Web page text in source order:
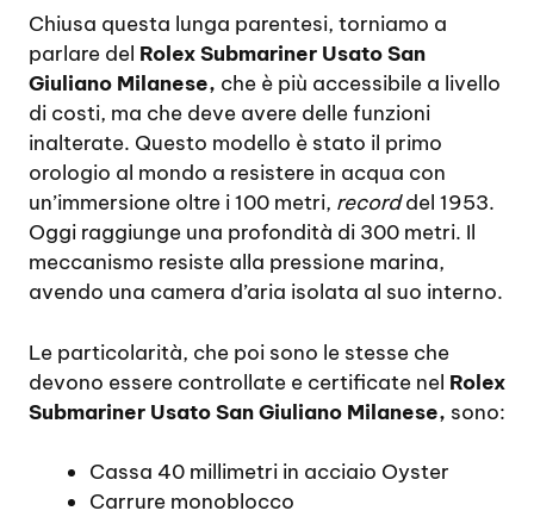
Chiusa questa lunga parentesi, torniamo a
parlare del Rolex Submariner Usato San
Giuliano Milanese, che è più accessibile a livello
di costi, ma che deve avere delle funzioni
inalterate. Questo modello è stato il primo
orologio al mondo a resistere in acqua con
un’immersione oltre i 100 metri, recorddel 1953.
Oggi raggiunge una profondità di 300 metri. Il
meccanismo resiste alla pressione marina,
avendo una camera d’aria isolata al suo interno.
Le particolarità, che poi sono le stesse che
devono essere controllate e certificate nel Rolex
Submariner Usato San Giuliano Milanese, sono:
Cassa 40 millimetri in acciaio Oyster
Carrure monoblocco